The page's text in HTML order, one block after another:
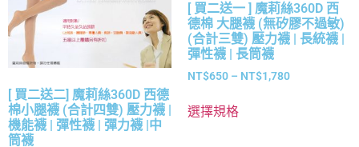
[ 買二送二] 魔莉絲360D 西德
棉小腿襪 (合計四雙) 壓力襪 |
機能襪 | 彈性襪 | 彈力襪 |中
筒襪
[ 買二送一 ] 魔莉絲360D 西
德棉 大腿襪 (無矽膠不過敏)
(合計三雙) 壓力襪 | 長統襪 |
彈性襪 | 長筒襪
NT$650 – NT$1,780
選擇規格